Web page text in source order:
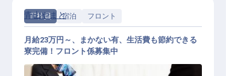
正社員 宿泊 フロント
青山やまと
月給23万円～、まかない有、生活費も節約できる
寮完備！フロント係募集中